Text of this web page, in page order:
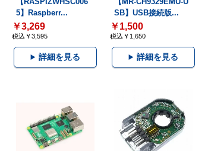
5】Raspberr...
￥3,269
税込￥3,595
詳細を見る
SB】USB接続版...
￥1,500
税込￥1,650
詳細を見る